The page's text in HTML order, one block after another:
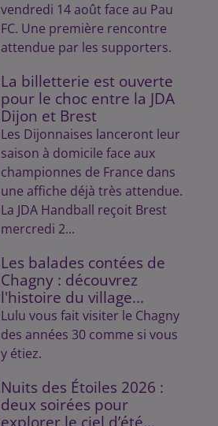
vendredi 14 août face au Pau
FC. Une première rencontre
attendue par les supporters.
La billetterie est ouverte
pour le choc entre la JDA
Dijon et Brest
Les Dijonnaises lanceront leur
saison à domicile face aux
championnes de France dans
une affiche déjà très attendue.
La JDA Handball reçoit Brest
mercredi 2...
Les balades contées de
Chagny : découvrez
l'histoire du village...
Lulu vous fait visiter le Chagny
des années 30 comme si vous
y étiez.
Nuits des Étoiles 2026 :
deux soirées pour
explorer le ciel d’été...